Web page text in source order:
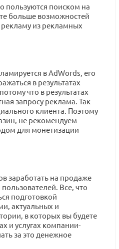
пользуются поиском на
больше возможностей
рекламу из рекламных
в AdWords, его
в результатах
что в результатах
запросу реклама. Так
клиента. Поэтому
не рекомендуем
для монетизации
заработать на продаже
Все, что
подготовкой
актуальных и
в которых вы будете
и услугах компании-
за это денежное